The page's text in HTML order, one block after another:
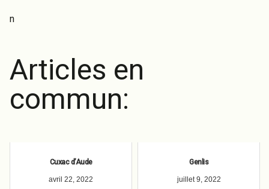
n
Articles en
commun:
Cuxac d’Aude
avril 22, 2022
Genlis
juillet 9, 2022